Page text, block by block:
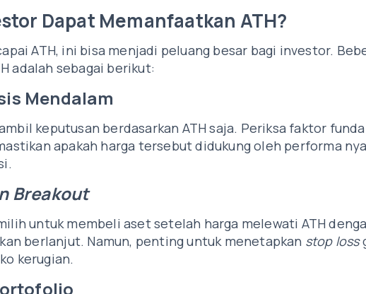
Dapat Memanfaatkan ATH?
ATH, ini bisa menjadi peluang besar bagi investor.
adalah sebagai berikut:
Mendalam
keputusan berdasarkan ATH saja. Periksa faktor
apakah harga tersebut didukung oleh performa
Breakout
untuk membeli aset setelah harga melewati ATH
berlanjut. Namun, penting untuk menetapkan stop loss
kerugian.